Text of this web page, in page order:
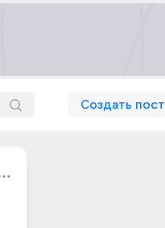
Создать пост